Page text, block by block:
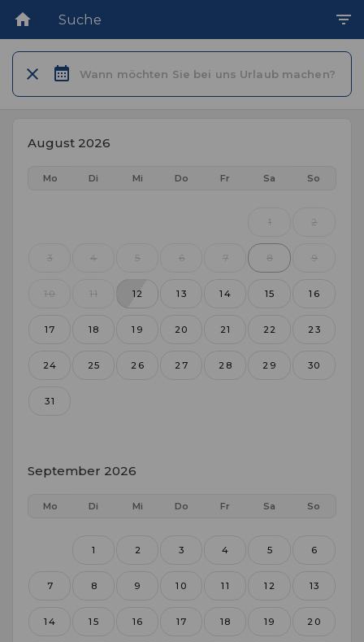
Suche
Wann möchten Sie bei uns Urlaub machen?
August 2026
Mo Di Mi Do Fr Sa So
1 2
3 4 5 6 7 8 9
10 11 12 13 14 15 16
17 18 19 20 21 22 23
24 25 26 27 28 29 30
31
September 2026
Mo Di Mi Do Fr Sa So
1 2 3 4 5 6
7 8 9 10 11 12 13
14 15 16 17 18 19 20